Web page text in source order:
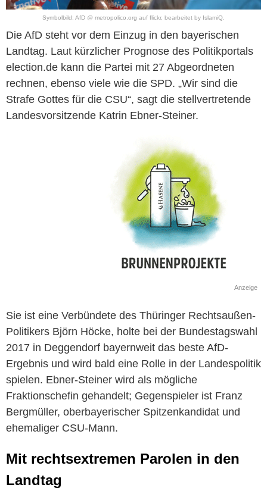
Symbolbild: AfD @ metropolico.org auf flickr, bearbeitet by IslamiQ.
Die AfD steht vor dem Einzug in den bayerischen
Landtag. Laut kürzlicher Prognose des Politikportals
election.de kann die Partei mit 27 Abgeordneten
rechnen, ebenso viele wie die SPD. „Wir sind die
Strafe Gottes für die CSU“, sagt die stellvertretende
Landesvorsitzende Katrin Ebner-Steiner.
Anzeige
Sie ist eine Verbündete des Thüringer Rechtsaußen-
Politikers Björn Höcke, holte bei der Bundestagswahl
2017 in Deggendorf bayernweit das beste AfD-
Ergebnis und wird bald eine Rolle in der Landespolitik
spielen. Ebner-Steiner wird als mögliche
Fraktionschefin gehandelt; Gegenspieler ist Franz
Bergmüller, oberbayerischer Spitzenkandidat und
ehemaliger CSU-Mann.
Mit rechtsextremen Parolen in den
Landtag